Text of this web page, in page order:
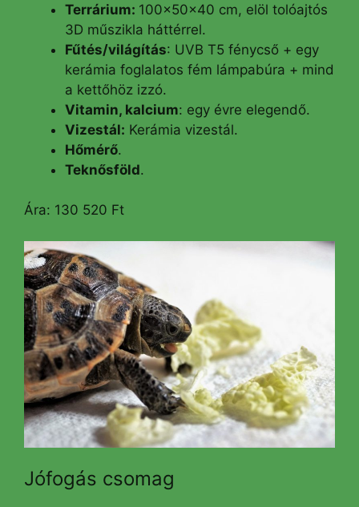
Terrárium: 100x50x40 cm, elöl tolóajtós
3D műszikla háttérrel.
Fűtés/világítás: UVB T5 fénycső + egy
kerámia foglalatos fém lámpabúra + mind
a kettőhöz izzó.
Vitamin, kalcium: egy évre elegendő.
Vizestál: Kerámia vizestál.
Hőmérő.
Teknősföld.
Ára: 130 520 Ft
Jófogás csomag